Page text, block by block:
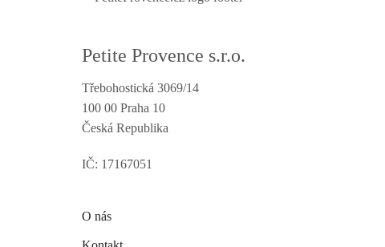
Petite Provence s.r.o.
Třebohostická 3069/14
100 00 Praha 10
Česká Republika
IČ: 17167051
O nás